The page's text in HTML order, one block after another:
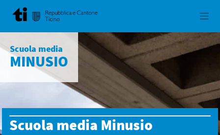
Scuola media
MINUSIO
Scuola media Minusio